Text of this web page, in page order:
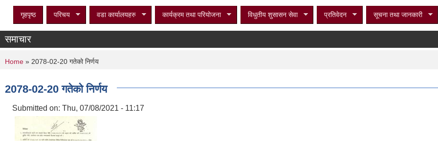
गृहपृष्ठ परिचय वडा कार्यालयहरु कार्यक्रम तथा परियोजना विधुतीय शुसासन सेवा प्रतिवेदन सूचना तथा जानकारी
समाचार
You are here
Home » 2078-02-20 गतेको निर्णय
2078-02-20 गतेको निर्णय
Submitted on: Thu, 07/08/2021 - 11:17